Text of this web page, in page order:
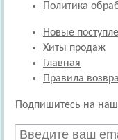
Политика
Новые
Хиты продаж
Главная
Правила
Подпишитесь на